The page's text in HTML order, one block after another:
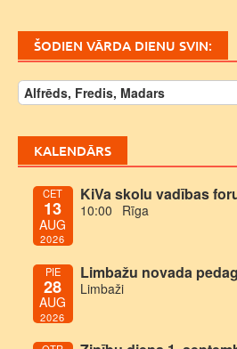
ŠODIEN VĀRDA DIENU SVIN:
Alfrēds, Fredis, Madars
KALENDĀRS
CET
13
AUG
2026
KiVa skolu vadības
10:00 Rīga
PIE
28
AUG
2026
Limbažu novada
Limbaži